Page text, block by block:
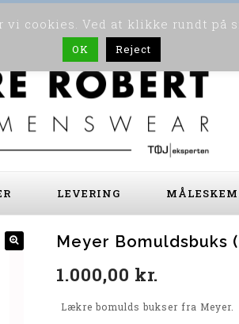
LEVERING
Meyer Bomuldsbuks
1.000,00 kr.
Lækre bomulds bukser fra Meyer.
cookies. Ved at klikke rundt på
OK Reject